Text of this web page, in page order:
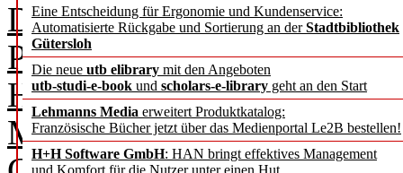
Eine Entscheidung für Ergonomie und Kundenservice:
Automatisierte Rückgabe und Sortierung an derStadtbibliothek
Gütersloh
Die neue utb elibrary mit den Angeboten
utb-studi-e-book und scholars-e-library geht an den Start
Lehmanns Media erweitert Produktkatalog:
Französische Bücher jetzt über das Medienportal Le2B bestellen!
H+H Software GmbH: HAN bringt effektives Management
und Komfort für die Nutzer unter einen Hut
Darin stellt sie fest, dass
Publikationswesen seit
Herausforderungen
Märkten und in